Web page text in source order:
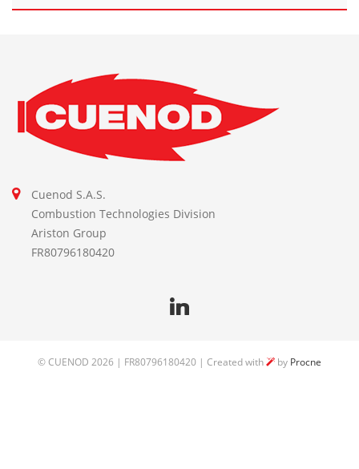
Cuenod S.A.S.
Combustion Technologies Division
Ariston Group
FR80796180420
©CUENOD 2026 | FR80796180420 | Created with by Procne